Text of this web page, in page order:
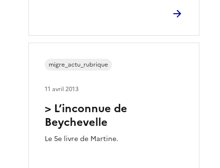
> L’inconnue de
Beychevelle
Le 5e livre de Martine.
migre_actu_rubrique
11 avril 2013